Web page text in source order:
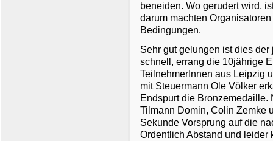
beneiden. Wo gerudert wird,
darum machten
Bedingungen.
Sehr gut gelungen ist dies
schnell, errang die 10jährige
TeilnehmerInnen aus Leipzig
mit Steuermann Ole Völker
Endspurt die Bronzemedaille.
Tilmann Domin, Colin Zemke
Sekunde Vorsprung auf die
Ordentlich Abstand und